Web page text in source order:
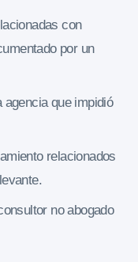
con
por un
agencia que impidió
relacionados
no abogado